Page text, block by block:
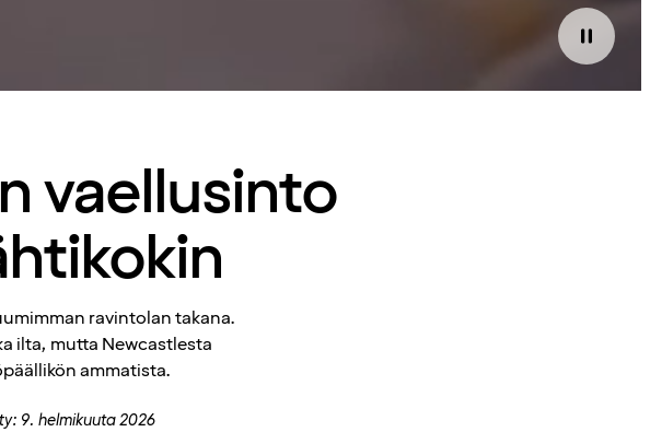
vaellusinto
ravintolan takana.
ilta, mutta Newcastlesta
ammatista.
9. helmikuuta 2026